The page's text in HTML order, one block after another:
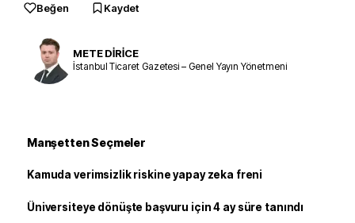
Beğen Kaydet
METE DİRİCE
İstanbul Ticaret Gazetesi – Genel Yayın Yönetmeni
Manşetten Seçmeler
Kamuda verimsizlik riskine yapay zeka freni
Üniversiteye dönüşte başvuru için 4 ay süre tanındı